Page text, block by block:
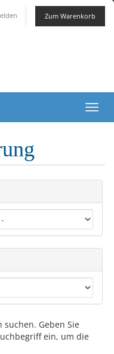
Zum Warenkorb
suchen. Geben Sie
ein, um die